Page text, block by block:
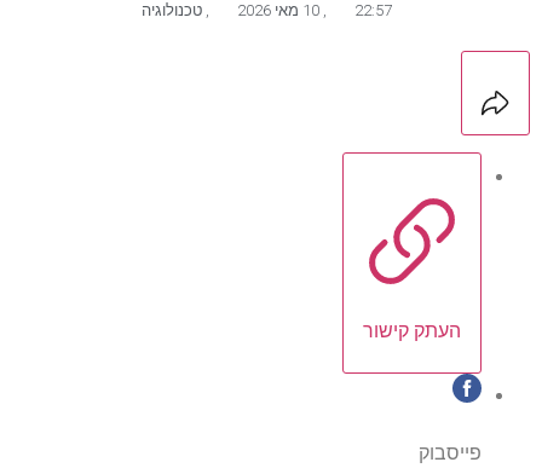
22:57 10 מאי 2026 טכנולוגיה
העתק קישור
פייסבוק